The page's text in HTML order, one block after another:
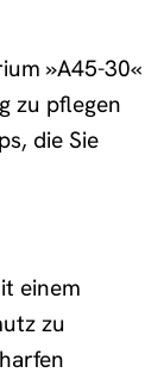
»A45-30«
zu pflegen
die Sie
einem
zu